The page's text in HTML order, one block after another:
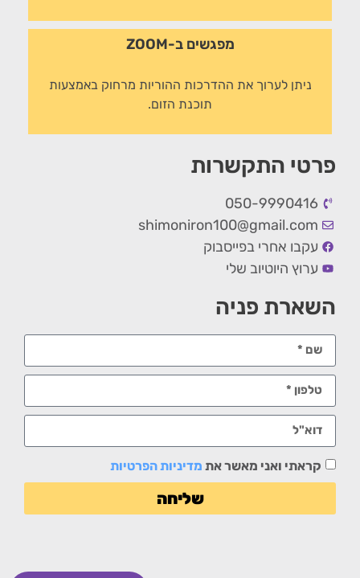
מפגשים ב-ZOOM
ניתן לערוך את ההדרכות ההוריות מרחוק באמצעות
תוכנת הזום.
פרטי התקשרות
050-9990416
shimoniron100@gmail.com
עקבו אחרי בפייסבוק
ערוץ היוטיוב שלי
השארת פניה
קראתי ואני מאשר את מדיניות הפרטיות
שליחה